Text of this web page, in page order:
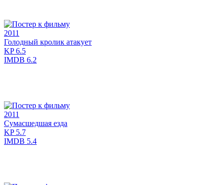
2011
Голодный кролик атакует
KP6.5
IMDB 6.2
2011
Сумасшедшая езда
KP5.7
IMDB 5.4